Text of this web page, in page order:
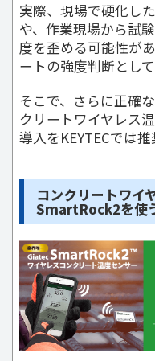
実際、現場で硬化し
や、作業現場から試
度を歪める可能性が
ートの強度判断とし
そこで、さらに正確
クリートワイヤレス
導入をKEYTECでは推
コンクリートワイ
SmartRock2を使